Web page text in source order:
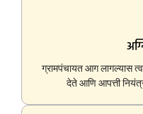
ग्रामपंचायत आग लागल्यास
देते आणि आपत्ती